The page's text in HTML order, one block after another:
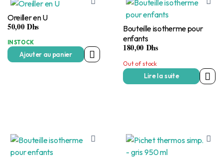
Oreiller en U
50,00Dhs
IN STOCK
Ajouter au panier
Bouteille isotherme pour
enfants
180,00 Dhs
Out of stock
Lire la suite